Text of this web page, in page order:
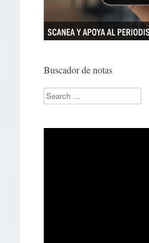
Buscador de notas
Search